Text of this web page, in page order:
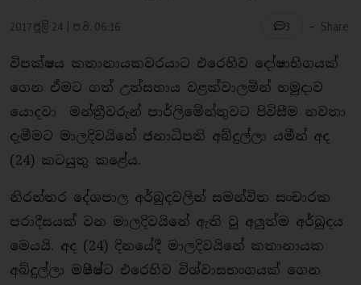
2017 ජූලි 24 | ප.ව. 06:16 3 - Share
විපක්ෂය කතානායකවරයාට එරෙහිව දෝෂාභිගයක්
ගෙන ඒමට ගත් උත්සහාය වළක්වාලමින් හමුදාව
යොදවා මන්ත්‍රීවරුන් පාර්ලිමේන්තුවට පිවිසීම නවතා
දැමීමට මාලදිවයිනේ ජනාධිපති අබ්දුල්ලා යමීන් අද
(24) කටයුතු කළේය.
නිරන්තර දේශපාල අර්බුදවලින් සමන්විත සංචාරක
පරාදීසයක් වන මාලදිවයිනේ ඇති වූ අලුත්ම අර්බුදය
මෙයයි. අද (24) දිනයේදී මාලදිවයිනේ කතානායක
අබ්දුල්ලා මෂීෂ්ට එරෙහිව විශ්වාසභංගයක් ගෙන